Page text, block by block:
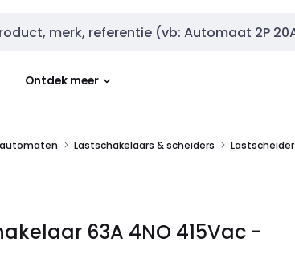
Ontdek meer
Lastschakelaars & scheiders Lastscheider
63A 4NO 415Vac -